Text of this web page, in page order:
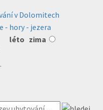
v Dolomitech
- hory - jezera
léto zima